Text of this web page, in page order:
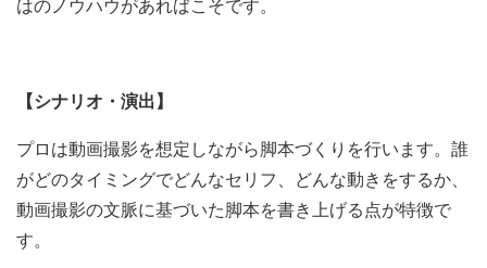
はのノウハウがあればこそです。
【シナリオ・演出】
プロは動画撮影を想定しながら脚本づくりを行います。誰
がどのタイミングでどんなセリフ、どんな動きをするか、
動画撮影の文脈に基づいた脚本を書き上げる点が特徴で
す。